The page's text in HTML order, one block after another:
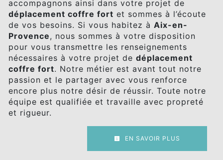
accompagnons ainsi dans votre projet de
déplacement coffre fort et sommes à l’écoute
de vos besoins. Si vous habitez à Aix-en-
Provence, nous sommes à votre disposition
pour vous transmettre les renseignements
nécessaires à votre projet de déplacement
coffre fort. Notre métier est avant tout notre
passion et le partager avec vous renforce
encore plus notre désir de réussir. Toute notre
équipe est qualifiée et travaille avec propreté
et rigueur.
EN SAVOIR PLUS